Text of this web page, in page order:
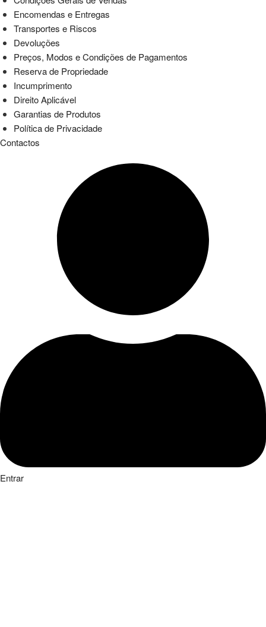
Encomendas e Entregas
Transportes e Riscos
Devoluções
Preços, Modos e Condições de Pagamentos
Reserva de Propriedade
Incumprimento
Direito Aplicável
Garantias de Produtos
Política de Privacidade
Contactos
Entrar